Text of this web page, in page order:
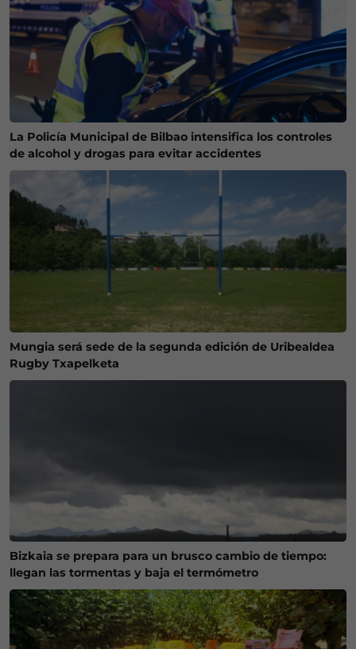
La Policía Municipal de Bilbao intensifica los controles
de alcohol y drogas para evitar accidentes
Mungia será sede de la segunda edición de Uribealdea
Rugby Txapelketa
Bizkaia se prepara para un brusco cambio de tiempo:
llegan las tormentas y baja el termómetro